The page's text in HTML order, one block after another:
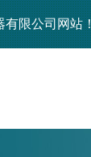
限公司网站！